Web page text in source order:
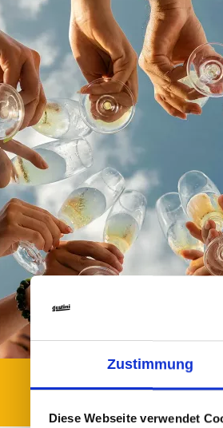
Zustimmung
Diese Webseite verwendet